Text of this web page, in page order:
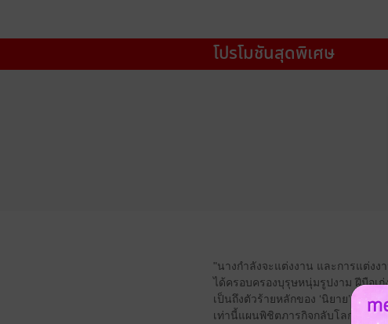
โปรโมชันสุดพิเศษ
"นางกำลังจะแต่งงาน และการแต่ง
ได้ครอบครองบุรุษหนุ่มรูปงาม ฝีมือเ
เป็นถึงตัวร้ายหลักของ ‘นิยาย’ ที่ขับเ
เท่านี้แผนพิชิตภารกิจกลับโลกเดิมขอ